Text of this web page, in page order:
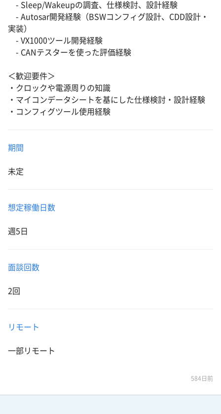
- Sleep/Wakeupの調査、仕様検討、設計経験
- Autosar開発経験（BSWコンフィグ設計、CDD設計・
実装）
- VX1000ツール開発経験
- CANテスターを使った評価経験
＜歓迎要件＞
・クロックや電源周りの知識
・マイコンデータシートを基にした仕様検討・設計経験
・コンフィグツール使用経験
期間
未定
想定稼働日数
週5日
面談回数
2回
リモート
一部リモート
584日前